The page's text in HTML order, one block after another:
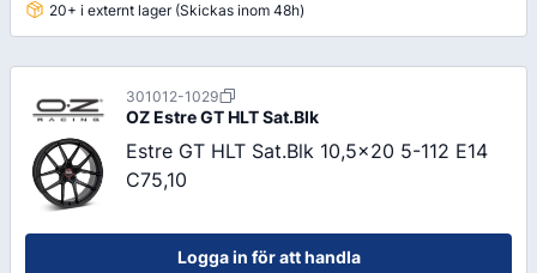
20+ i externt lager (Skickas inom 48h)
301012-1029
OZ Estre GT HLT Sat.Blk
Estre GT HLT Sat.Blk 10,5x20 5-112 E14
C75,10
Logga in för att handla